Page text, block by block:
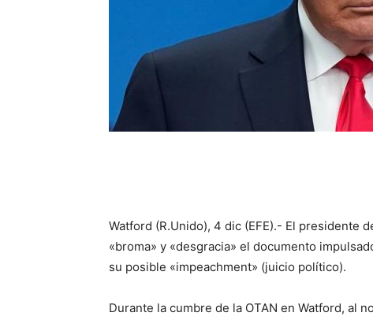
Watford (R.Unido), 4 dic (EFE).- El presidente
«broma» y «desgracia» el documento
su posible «impeachment» (juicio político).
Durante la cumbre de la OTAN en Watford, al